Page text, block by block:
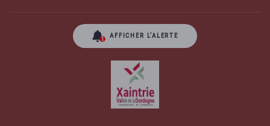
AFFICHER L’ALERTE